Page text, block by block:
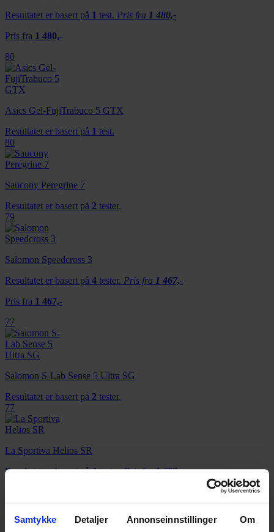
Samtykke Detaljer Annonseinnstillinger Om
Resultatet er basert på 1 test. Pris fra 1 480,-
Pris fra 1 480,-
80
Asics Gel-FujiTrabuco 5 GTX
Resultatet er basert på 1 test.
80
Saucony Peregrine 7
Resultatet er basert på 2 tester.
79
Salomon Speedcross 3
Resultatet er basert på 4 tester. Pris fra 1 467,-
Pris fra 1 467,-
77
Salomon S-Lab Sense 5 Ultra SG
Resultatet er basert på 2 tester.
77
La Sportiva Helios SR
Resultatet er basert på4tester.Pris fra1 699,-